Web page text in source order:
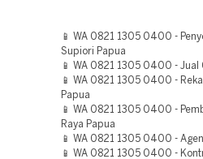
📱 WA 0821 1305 0400 -
Supiori Papua
📱 WA 0821 1305 0400 -
📱 WA 0821 1305 0400 -
Papua
📱 WA 0821 1305 0400 -
Raya Papua
📱 WA 0821 1305 0400 -
📱 WA 0821 1305 0400 -